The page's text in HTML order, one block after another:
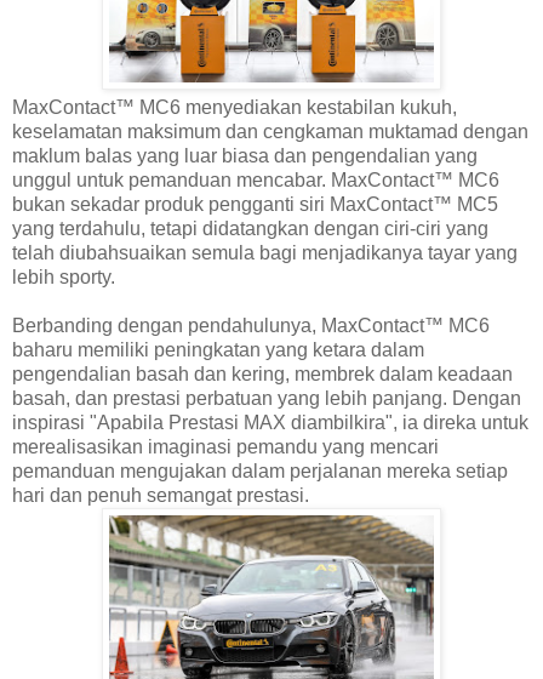
MaxContact™ MC6 menyediakan kestabilan kukuh,
keselamatan maksimum dan cengkaman muktamad dengan
maklum balas yang luar biasa dan pengendalian yang
unggul untuk pemanduan mencabar. MaxContact™ MC6
bukan sekadar produk pengganti siri MaxContact™ MC5
yang terdahulu, tetapi didatangkan dengan ciri-ciri yang
telah diubahsuaikan semula bagi menjadikanya tayar yang
lebih sporty.
Berbanding dengan pendahulunya, MaxContact™ MC6
baharu memiliki peningkatan yang ketara dalam
pengendalian basah dan kering, membrek dalam keadaan
basah, dan prestasi perbatuan yang lebih panjang. Dengan
inspirasi "Apabila Prestasi MAX diambilkira", ia direka untuk
merealisasikan imaginasi pemandu yang mencari
pemanduan mengujakan dalam perjalanan mereka setiap
hari dan penuh semangat prestasi.